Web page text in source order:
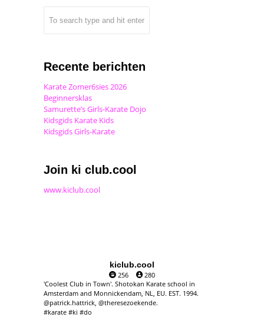
Recente berichten
Karate Zomer6sies 2026
Beginnersklas
Samurette’s Girls-Karate Dojo
Kidsgids Karate Kids
Kidsgids Girls-Karate
Join ki club.cool
www.kiclub.cool
kiclub.cool
256
280
'Coolest Club in Town'. Shotokan Karate school in
Amsterdam and Monnickendam, NL, EU. EST. 1994.
@patrick.hattrick, @theresezoekende.
#karate #ki #do